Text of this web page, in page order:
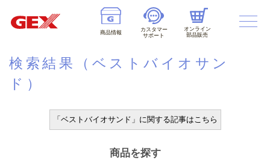
商品情報
カスタマー
サポート
オンライン
部品販売
検索結果（ベストバイオサン
ド）
「ベストバイオサンド」に関する記事はこちら
商品を探す